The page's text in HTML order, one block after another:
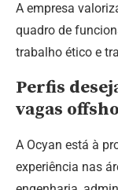
A empresa
quadro de
trabalho ético e
Perfis
vagas
A Ocyan está à
experiência nas